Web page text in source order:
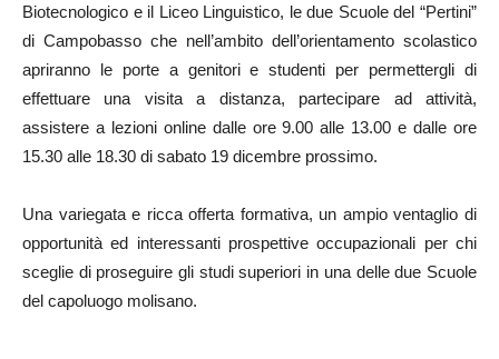
Biotecnologico e il Liceo Linguistico, le due Scuole del “Pertini”
di Campobasso che nell’ambito dell’orientamento scolastico
apriranno le porte a genitori e studenti per permettergli di
effettuare una visita a distanza, partecipare ad attività,
assistere a lezioni online dalle ore 9.00 alle 13.00 e dalle ore
15.30 alle 18.30 di sabato 19 dicembre prossimo.
Una variegata e ricca offerta formativa, un ampio ventaglio di
opportunità ed interessanti prospettive occupazionali per chi
sceglie di proseguire gli studi superiori in una delle due Scuole
del capoluogo molisano.